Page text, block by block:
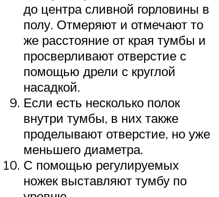
до центра сливной горловины в
полу. Отмеряют и отмечают то
же расстояние от края тумбы и
просверливают отверстие с
помощью дрели с круглой
насадкой.
Если есть несколько полок
внутри тумбы, в них также
проделывают отверстие, но уже
меньшего диаметра.
С помощью регулируемых
ножек выставляют тумбу по